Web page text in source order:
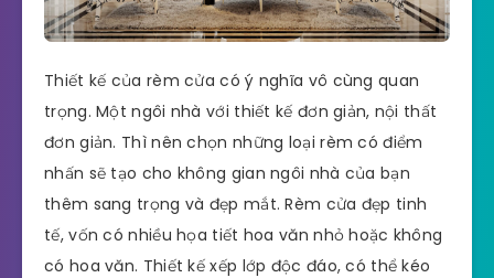
Thiết kế của rèm cửa có ý nghĩa vô cùng quan
trọng. Một ngôi nhà với thiết kế đơn giản, nội thất
đơn giản. Thì nên chọn những loại rèm có điểm
nhấn sẽ tạo cho không gian ngôi nhà của bạn
thêm sang trọng và đẹp mắt. Rèm cửa đẹp tinh
tế, vốn có nhiều họa tiết hoa văn nhỏ hoặc không
có hoa văn. Thiết kế xếp lớp độc đáo, có thể kéo